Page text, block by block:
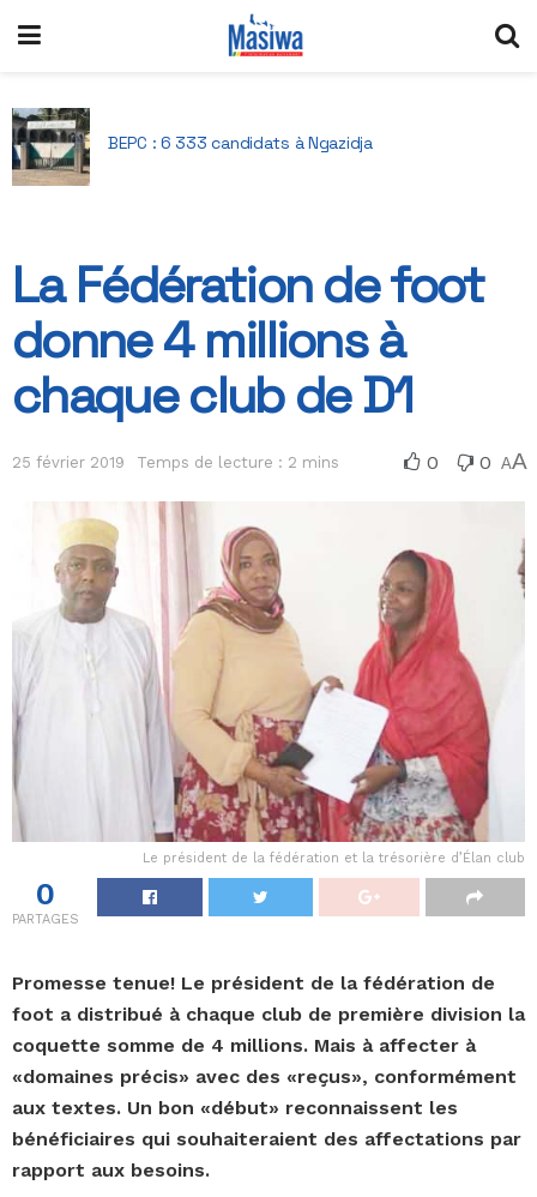
BEPC : 6 333 candidats à Ngazidja
La Fédération de foot
donne 4 millions à
chaque club de D1
25 février 2019 Temps de lecture : 2 mins 0 0 AA
Le président de la fédération et la trésorière d’Élan club
0
PARTAGES
Promesse tenue! Le président de la fédération de
foot a distribué à chaque club de première division la
coquette somme de 4 millions. Mais à affecter à
«domaines précis» avec des «reçus», conformément
aux textes. Un bon «début» reconnaissent les
bénéficiaires qui souhaiteraient des affectations par
rapport aux besoins.